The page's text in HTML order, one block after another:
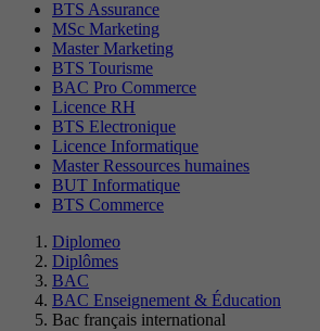
BTS Assurance
MSc Marketing
Master Marketing
BTS Tourisme
BAC Pro Commerce
Licence RH
BTS Electronique
Licence Informatique
Master Ressources humaines
BUT Informatique
BTS Commerce
Diplomeo
Diplômes
BAC
BAC Enseignement & Éducation
Bac français international